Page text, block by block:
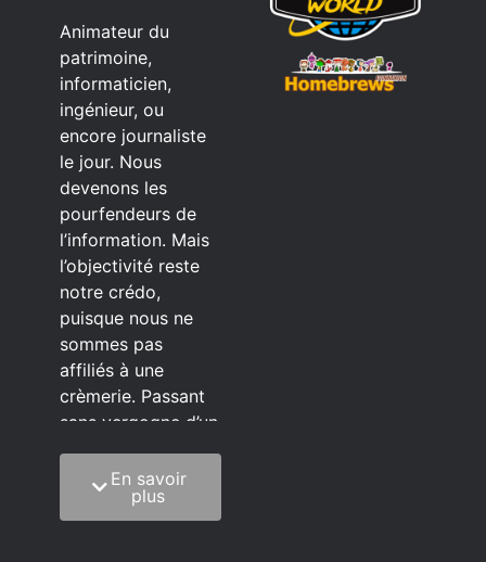
Animateur du
patrimoine,
informaticien,
ingénieur, ou
encore journaliste
le jour. Nous
devenons les
pourfendeurs de
l’information. Mais
l’objectivité reste
notre crédo,
puisque nous ne
sommes pas
affiliés à une
crèmerie. Passant
sans vergogne d’un
C’est quoi notre
méthode?
En savoir
plus